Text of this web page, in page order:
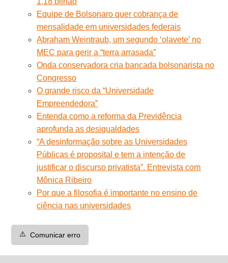
Equipe de Bolsonaro quer cobrança de
mensalidade em universidades federais
Abraham Weintraub, um segundo ‘olavete’ no
MEC para gerir a “terra arrasada”
Onda conservadora cria bancada bolsonarista no
Congresso
O grande risco da “Universidade
Empreendedora”
Entenda como a reforma da Previdência
aprofunda as desigualdades
“A desinformação sobre as Universidades
Públicas é proposital e tem a intenção de
justificar o discurso privatista”. Entrevista com
Mônica Ribeiro
Por que a filosofia é importante no ensino de
ciência nas universidades
⚠️ Comunicar erro